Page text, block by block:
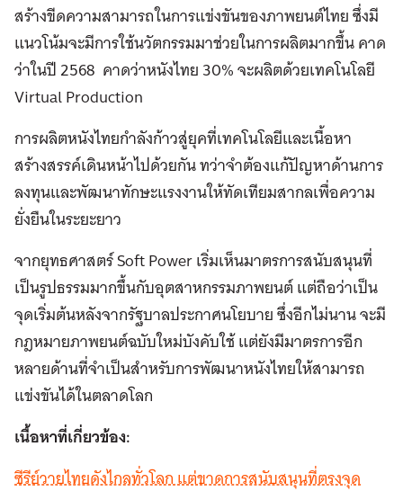
สร้างขีดความสามารถในการแข่งขันของภาพยนต์ไทย ซึ่งมี
แนวโน้มจะมีการใช้นวัตกรรมมาช่วยในการผลิตมากขึ้น คาด
ว่าในปี 2568 คาดว่าหนังไทย 30% จะผลิตด้วยเทคโนโลยี
Virtual Production
การผลิตหนังไทยกำลังก้าวสู่ยุคที่เทคโนโลยีและเนื้อหา
สร้างสรรค์เดินหน้าไปด้วยกัน ทว่าจำต้องแก้ปัญหาด้านการ
ลงทุนและพัฒนาทักษะแรงงานให้ทัดเทียมสากลเพื่อความ
ยั่งยืนในระยะยาว
จากยุทธศาสตร์ Soft Power เริ่มเห็นมาตรการสนับสนุนที่
เป็นรูปธรรมมากขึ้นกับอุตสาหกรรมภาพยนต์ แต่ถือว่าเป็น
จุดเริ่มต้นหลังจากรัฐบาลประกาศนโยบาย ซึ่งอีกไม่นาน จะมี
กฎหมายภาพยนต์ฉบับใหม่บังคับใช้ แต่ยังมีมาตรการอีก
หลายด้านที่จำเป็นสำหรับการพัฒนาหนังไทยให้สามารถ
แข่งขันได้ในตลาดโลก
เนื้อหาที่เกี่ยวข้อง:
ซีรีย์วายไทยดังไกลทั่วโลก แต่ขาดการสนับสนุนที่ตรงจุด